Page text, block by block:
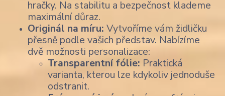
hračky. Na stabilitu a bezpečnost klademe
maximální důraz.
Originál na míru: Vytvoříme vám židličku
přesně podle vašich představ. Nabízíme
dvě možnosti personalizace:
Transparentní fólie: Praktická
varianta, kterou lze kdykoliv jednoduše
odstranit.